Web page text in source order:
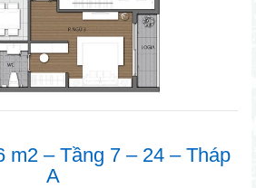
m2 – Tầng 7 – 24 – Tháp
A